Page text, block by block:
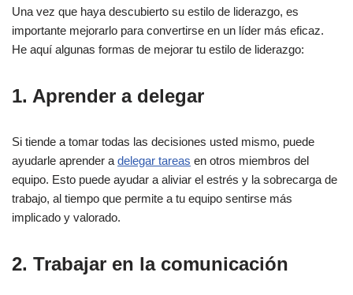
Una vez que haya descubierto su estilo de liderazgo, es
importante mejorarlo para convertirse en un líder más eficaz.
He aquí algunas formas de mejorar tu estilo de liderazgo:
1. Aprender a delegar
Si tiende a tomar todas las decisiones usted mismo, puede
ayudarle aprender a delegar tareas en otros miembros del
equipo. Esto puede ayudar a aliviar el estrés y la sobrecarga de
trabajo, al tiempo que permite a tu equipo sentirse más
implicado y valorado.
2. Trabajar en la comunicación